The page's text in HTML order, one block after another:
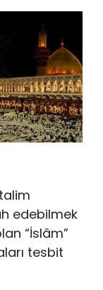
edebilmek
“İslâm”
tesbit